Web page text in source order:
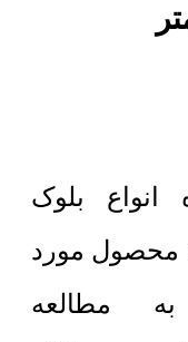
بلوک
محصول مورد
مطالعه